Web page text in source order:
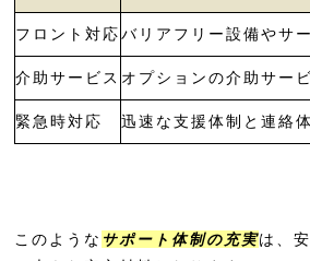
京都ユウベルホテル
ザ・レインホテル 京都
京都市西京区｜バリアフ
エミナース
フロント対応 バリアフリー設備やサ
介助サービス オプションの介助サー
緊急時対応 迅速な支援体制と連絡
このような サポート体制の充実は、